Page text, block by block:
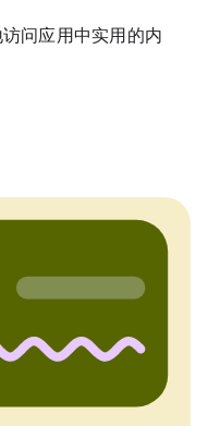
问应用中实用的内